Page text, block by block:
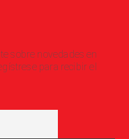
sobre novedades en
para recibir el